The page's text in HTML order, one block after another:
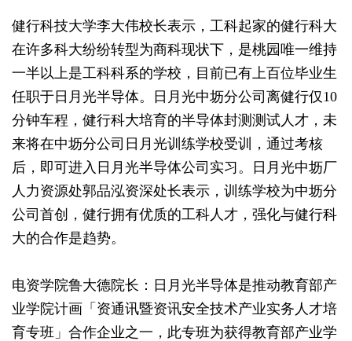
健行科技大学李大伟校长表示，工科起家的健行科大
在许多科大纷纷转型为商科现状下，是桃园唯一维持
一半以上是工科科系的学校，目前已有上百位毕业生
任职于日月光半导体。日月光中坜分公司离健行仅10
分钟车程，健行科大培育的半导体封测测试人才，未
来将在中坜分公司日月光训练学校受训，通过考核
后，即可进入日月光半导体公司实习。日月光中坜厂
人力资源处郭品泓资深处长表示，训练学校为中坜分
公司首创，健行拥有优质的工科人才，强化与健行科
大的合作是趋势。
电资学院鲁大德院长：日月光半导体是推动教育部产
业学院计画「资通讯暨资讯安全技术产业实务人才培
育专班」合作企业之一，此专班为获得教育部产业学